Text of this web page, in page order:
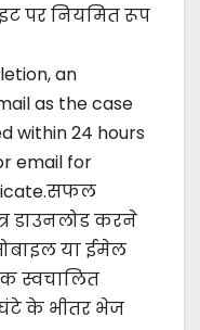
पर नियमित रूप
an
as the case
within 24 hours
email for
डाउनलोड करने
या ईमेल
स्वचालित
के भीतर भेज